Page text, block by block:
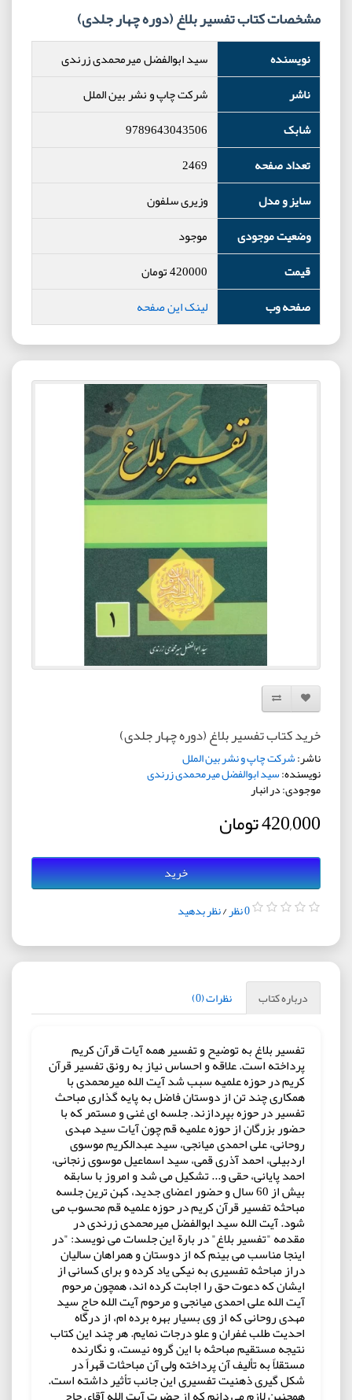
مشخصات کتاب تفسیر بلاغ (دوره چهار جلدی)
نویسنده
سید ابوالفضل میرمحمدی زرندی
ناشر
شرکت چاپ و نشر بین الملل
شابک
9789643043506
تعداد صفحه
2469
سایز و مدل
وزیری سلفون
وضعیت موجودی
موجود
قیمت
420000تومان
صفحه وب
لینک این صفحه
افزودن به لیست دلخواه
مقایسه این محصول
خرید کتاب تفسیر بلاغ (دوره چهار جلدی)
ناشر:شرکت چاپ و نشر بین الملل
نویسنده:سید ابوالفضل میرمحمدی زرندی
موجودی: در انبار
420,000 تومان
خرید
0 نظر /نظر بدهید
درباره کتاب نظرات (0)
تفسیر بلاغ به توضیح و تفسیر همه آیات قرآن کریم
پرداخته است. علاقه و احساس نیاز به رونق تفسیر قرآن
کریم در حوزه علمیه سبب شد آیت الله میرمحمدی با
همکاری چند تن از دوستان فاضل به پایه گذاری مباحث
تفسیر در حوزه بپردازند. جلسه ای غنی و مستمر که با
حضور بزرگان از حوزه علمیه قم چون آیات سید مهدی
روحانی، علی احمدی میانجی، سید عبدالکریم موسوی
اردبیلی، احمد آذری قمی، سید اسماعیل موسوی زنجانی،
احمد پایانی، حقی و... تشکیل می شد و امروز با سابقه
بیش از 60 سال و حضور اعضای جدید، کهن ترین جلسه
مباحثه تفسیر قرآن کریم در حوزه علمیه قم محسوب می
شود. آیت الله سید ابوالفضل میرمحمدی زرندی در
مقدمه "تفسیر بلاغ" در بارة این جلسات می نویسد: "در
اینجا مناسب می بینم که از دوستان و همراهان سالیان
دراز مباحثه تفسیری به نیکی یاد کرده و برای کسانی از
ایشان که دعوت حق را اجابت کرده اند، همچون مرحوم
آیت الله علی احمدی میانجی و مرحوم آیت الله حاج سید
مهدی روحانی که از وی بسیار بهره برده ام، از درگاه
احدیت طلب غفران و علو درجات نمایم. هر چند این کتاب
نتیجه مستقیم مباحثه با این گروه نیست، و نگارنده
مستقلاً به تألیف آن پرداخته ولی آن مباحثات قهراً در
شکل گیری ذهنیت تفسیری این جانب تأثیر داشته است.